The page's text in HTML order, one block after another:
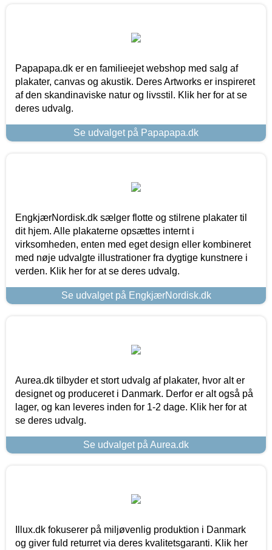
Papapapa.dk er en familieejet webshop med salg af
plakater, canvas og akustik. Deres Artworks er inspireret
af den skandinaviske natur og livsstil. Klik her for at se
deres udvalg.
Se udvalget på Papapapa.dk
EngkjærNordisk.dk sælger flotte og stilrene plakater til
dit hjem. Alle plakaterne opsættes internt i
virksomheden, enten med eget design eller kombineret
med nøje udvalgte illustrationer fra dygtige kunstnere i
verden. Klik her for at se deres udvalg.
Se udvalget på EngkjærNordisk.dk
Aurea.dk tilbyder et stort udvalg af plakater, hvor alt er
designet og produceret i Danmark. Derfor er alt også på
lager, og kan leveres inden for 1-2 dage. Klik her for at
se deres udvalg.
Se udvalget på Aurea.dk
Illux.dk fokuserer på miljøvenlig produktion i Danmark
og giver fuld returret via deres kvalitetsgaranti. Klik her